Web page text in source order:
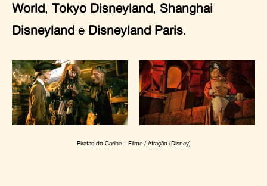
World, Tokyo Disneyland, Shanghai
Disneyland e Disneyland Paris.
Piratas do Caribe – Filme / Atração (Disney)